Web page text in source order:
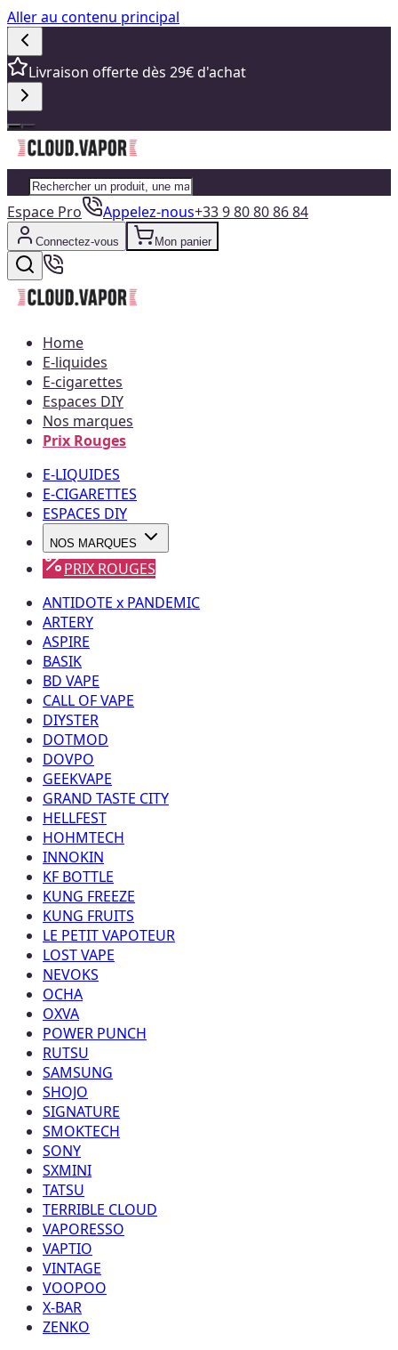
Aller au contenu principal
Livraison offerte dès 29€ d'achat
Espace Pro Appelez-nous+33 9 80 80 86 84
Connectez-vous Mon panier
Home
E-liquides
E-cigarettes
Espaces DIY
Nos marques
Prix Rouges
E-LIQUIDES
E-CIGARETTES
ESPACES DIY
NOS MARQUES
PRIX ROUGES
ANTIDOTE x PANDEMIC
ARTERY
ASPIRE
BASIK
BD VAPE
CALL OF VAPE
DIYSTER
DOTMOD
DOVPO
GEEKVAPE
GRAND TASTE CITY
HELLFEST
HOHMTECH
INNOKIN
KF BOTTLE
KUNG FREEZE
KUNG FRUITS
LE PETIT VAPOTEUR
LOST VAPE
NEVOKS
OCHA
OXVA
POWER PUNCH
RUTSU
SAMSUNG
SHOJO
SIGNATURE
SMOKTECH
SONY
SXMINI
TATSU
TERRIBLE CLOUD
VAPORESSO
VAPTIO
VINTAGE
VOOPOO
X-BAR
ZENKO